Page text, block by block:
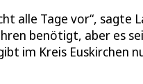
alle Tage vor“, sagte
benötigt, aber es
im Kreis Euskirchen